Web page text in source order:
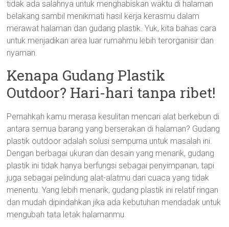
tidak ada salahnya untuk menghabiskan waktu di halaman
belakang sambil menikmati hasil kerja kerasmu dalam
merawat halaman dan gudang plastik. Yuk, kita bahas cara
untuk menjadikan area luar rumahmu lebih terorganisir dan
nyaman.
Kenapa Gudang Plastik
Outdoor? Hari-hari tanpa ribet!
Pernahkah kamu merasa kesulitan mencari alat berkebun di
antara semua barang yang berserakan di halaman? Gudang
plastik outdoor adalah solusi sempurna untuk masalah ini.
Dengan berbagai ukuran dan desain yang menarik, gudang
plastik ini tidak hanya berfungsi sebagai penyimpanan, tapi
juga sebagai pelindung alat-alatmu dari cuaca yang tidak
menentu. Yang lebih menarik, gudang plastik ini relatif ringan
dan mudah dipindahkan jika ada kebutuhan mendadak untuk
mengubah tata letak halamanmu.